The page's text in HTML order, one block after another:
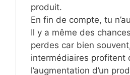
produit.
En fin de compte, tu
Il y a même des
perdes car bien
intermédiaires profitent
l’augmentation d’un